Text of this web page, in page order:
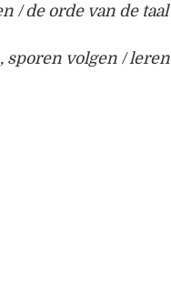
/ de orde van de taal
sporen volgen / leren